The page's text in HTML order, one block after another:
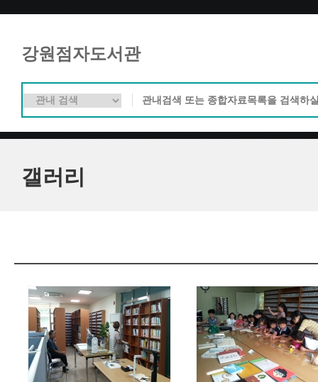
강원점자도서관
갤러리